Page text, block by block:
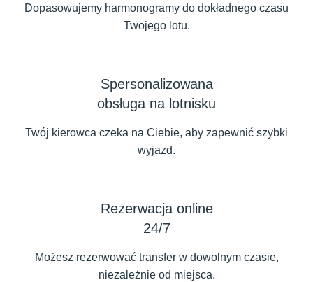
Dopasowujemy harmonogramy do dokładnego czasu
Twojego lotu.
Spersonalizowana
obsługa na lotnisku
Twój kierowca czeka na Ciebie, aby zapewnić szybki
wyjazd.
Rezerwacja online
24/7
Możesz rezerwować transfer w dowolnym czasie,
niezależnie od miejsca.